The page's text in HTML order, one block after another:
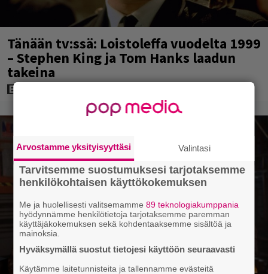
Tänään tv:ssä: Loistoleffa vuodelta 1999
– Stephen King ja Tom Hanks laadun
takeina
Arvostamme yksityisyyttäsi Valintasi
Tarvitsemme suostumuksesi tarjotaksemme
henkilökohtaisen käyttökokemuksen
Me ja huolellisesti valitsemamme89 teknologiakumppania
hyödynnämme henkilötietoja tarjotaksemme paremman
käyttäjäkokemuksen sekä kohdentaaksemme sisältöä ja
mainoksia.
Hyväksymällä suostut tietojesi käyttöön seuraavasti
Käytämme laitetunnisteita ja tallennamme evästeitä